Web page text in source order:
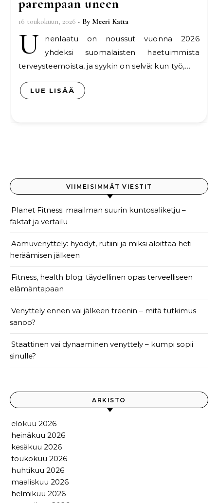
parempaan uneen
16 toukokuun, 2026 - By Meeri Katta
U
nenlaatu on noussut vuonna 2026
yhdeksi suomalaisten haetuimmista
terveysteemoista, ja syykin on selvä: kun työ,…
LUE LISÄÄ
VIIMEISIMMÄT VIESTIT
Planet Fitness: maailman suurin kuntosaliketju –
faktat ja vertailu
Aamuvenyttely: hyödyt, rutiini ja miksi aloittaa heti
heräämisen jälkeen
Fitness, health blog: täydellinen opas terveelliseen
elämäntapaan
Venyttely ennen vai jälkeen treenin – mitä tutkimus
sanoo?
Staattinen vai dynaaminen venyttely – kumpi sopii
sinulle?
ARKISTO
elokuu 2026
heinäkuu 2026
kesäkuu 2026
toukokuu 2026
huhtikuu 2026
maaliskuu 2026
helmikuu 2026